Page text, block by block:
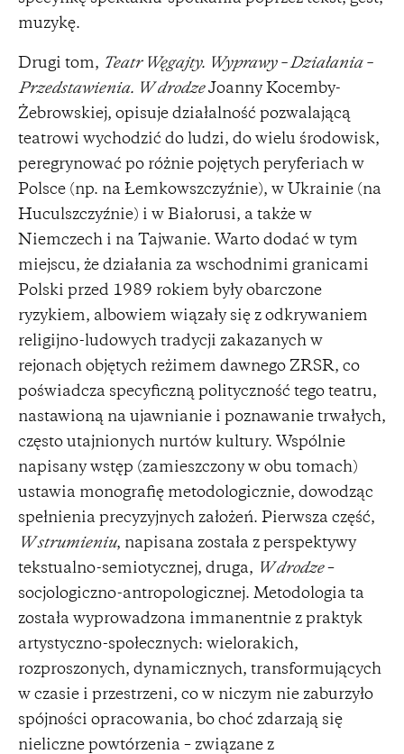
muzykę.
Drugi tom, Teatr Węgajty. Wyprawy – Działania –
Przedstawienia. W drodzeJoanny Kocemby-
Żebrowskiej, opisuje działalność pozwalającą
teatrowi wychodzić do ludzi, do wielu środowisk,
peregrynować po różnie pojętych peryferiach w
Polsce (np. na Łemkowszczyźnie), w Ukrainie (na
Huculszczyźnie) i w Białorusi, a także w
Niemczech i na Tajwanie. Warto dodać w tym
miejscu, że działania za wschodnimi granicami
Polski przed 1989 rokiem były obarczone
ryzykiem, albowiem wiązały się z odkrywaniem
religijno-ludowych tradycji zakazanych w
rejonach objętych reżimem dawnego ZRSR, co
poświadcza specyficzną polityczność tego teatru,
nastawioną na ujawnianie i poznawanie trwałych,
często utajnionych nurtów kultury. Wspólnie
napisany wstęp (zamieszczony w obu tomach)
ustawia monografię metodologicznie, dowodząc
spełnienia precyzyjnych założeń. Pierwsza część,
W strumieniu, napisana została z perspektywy
tekstualno-semiotycznej, druga,
W drodze–
socjologiczno-antropologicznej. Metodologia ta
została wyprowadzona immanentnie z praktyk
artystyczno-społecznych: wielorakich,
rozproszonych, dynamicznych, transformujących
w czasie i przestrzeni, co w niczym nie zaburzyło
spójności opracowania, bo choć zdarzają się
nieliczne powtórzenia – związane z